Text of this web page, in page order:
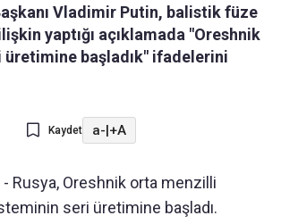
Vladimir Putin, balistik füze
yaptığı açıklamada "Oreshnik
başladık" ifadelerini
Kaydet a-|+A
- Rusya, Oreshnik orta menzilli
seri üretimine başladı.